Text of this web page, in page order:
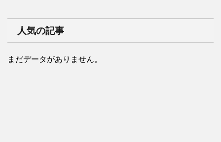
人気の記事
まだデータがありません。